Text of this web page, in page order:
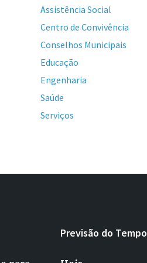
Assistência Social
Centro de Convivência
Conselhos Municipais
Educação
Engenharia
Saúde
Serviços
Previsão do Tempo